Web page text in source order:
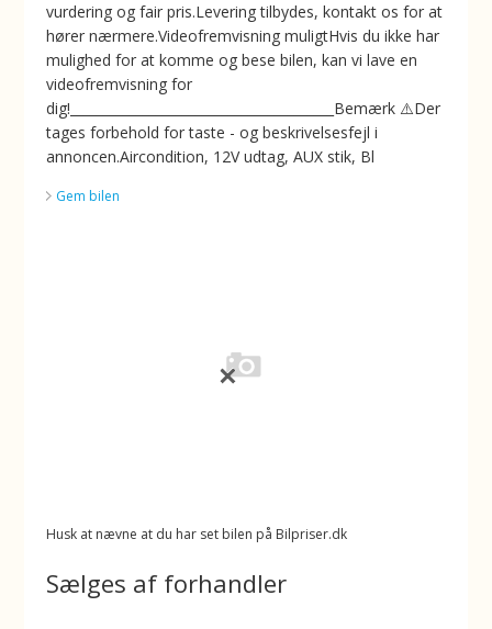
vurdering og fair pris.Levering tilbydes, kontakt os for at
hører nærmere.Videofremvisning muligtHvis du ikke har
mulighed for at komme og bese bilen, kan vi lave en
videofremvisning for
dig!________________________________________Bemærk ⚠️Der
tages forbehold for taste - og beskrivelsesfejl i
annoncen.Aircondition, 12V udtag, AUX stik, Bl
Gem bilen
Husk at nævne at du har set bilen på Bilpriser.dk
Sælges af forhandler